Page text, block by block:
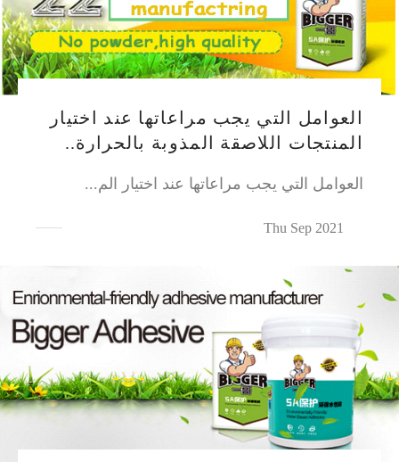
من 10 درجات مئوية.
العوامل التي يجب مراعاتها عند اختيار
المنتجات اللاصقة المذوبة بالحرارة..
العوامل التي يجب مراعاتها عند اختيار الم...
Thu Sep 2021